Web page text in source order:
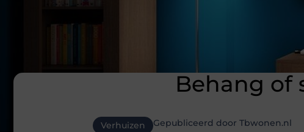
Behang of
Verhuizen Gepubliceerd door Tbwonen.nl